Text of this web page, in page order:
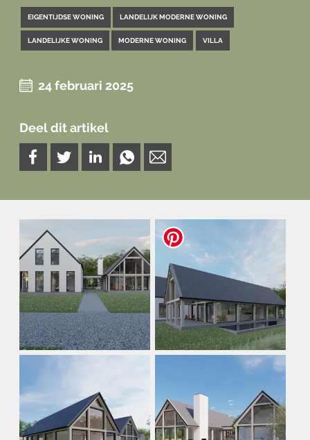
EIGENTIJDSE WONING LANDELIJK MODERNE WONING
LANDELIJKE WONING MODERNE WONING VILLA
24 februari 2025
Deel dit artikel